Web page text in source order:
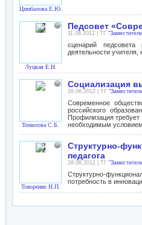
Цимбалова Е.Ю.
Луцкая Е.Н.
Педсовет
11.08.2012 | ТГ
сценарий педсовета
деятельности
Томилова С.Б.
Социализация
29.06.2012 | ТГ
Современное
российского
Профилизация
необходимым
Токоренко Н.П.
Структурно-
педагога
28.06.2012 | ТГ
Структурно-
потребность в